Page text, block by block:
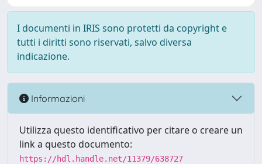
I documenti in IRIS sono protetti da copyright e
tutti i diritti sono riservati, salvo diversa
indicazione.
Informazioni
Utilizza questo identificativo per citare o creare un
link a questo documento:
https://hdl.handle.net/11379/638727